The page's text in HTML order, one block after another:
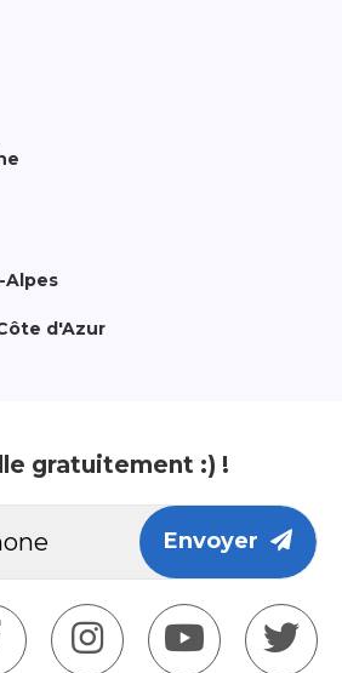
Alpes
d'Azur
gratuitement :) !
Envoyer